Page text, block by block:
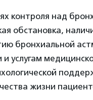
контроля над
обстановка,
бронхиальной
услугам
жизни